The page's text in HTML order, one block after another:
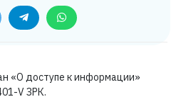
«О доступе к информации»
V ЗРК.